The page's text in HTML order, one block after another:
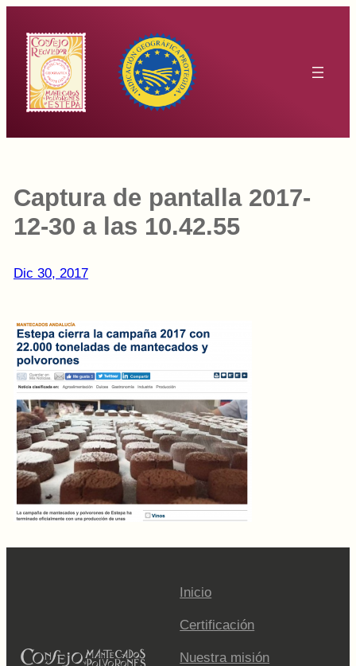
contenido
Captura de pantalla 2017-
12-30 a las 10.42.55
Dic 30, 2017
Inicio
Certificación
Nuestra misión